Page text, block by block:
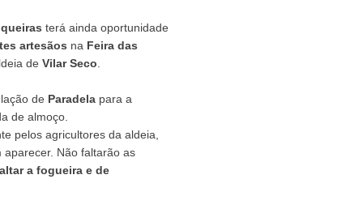
terá ainda oportunidade
artesãos na Feira das
de Vilar Seco
de Paradela para a
de almoço.
pelos agricultores da aldeia,
Não faltarão as
a fogueira e de